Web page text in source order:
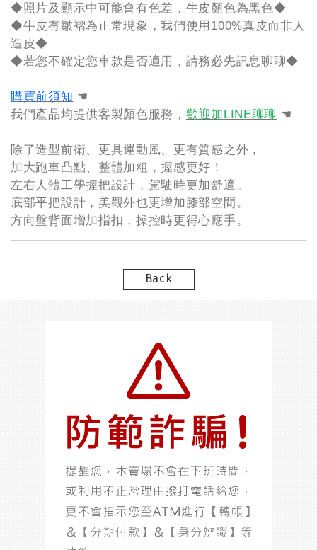
◆照片及顯示中可能會有色差，牛皮顏色為黑色◆
◆牛皮有皺褶為正常現象，我們使用100%真皮而非人
造皮◆
◆若您不確定您車款是否適用，請務必先訊息聊聊◆
購買前須知 ☚
我們產品均提供客製顏色服務， 歡迎加LINE聊聊 ☚
除了造型前衛、更具運動風、更有質感之外，
加大跑車凸點、整體加粗，握感更好！
左右人體工學握把設計，駕駛時更加舒適。
底部平把設計，美觀外也更增加膝部空間。
方向盤背面增加指扣，操控時更得心應手。
Back